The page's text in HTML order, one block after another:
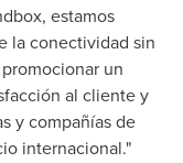
estamos
la conectividad sin
un
al cliente y
y compañías de
internacional."